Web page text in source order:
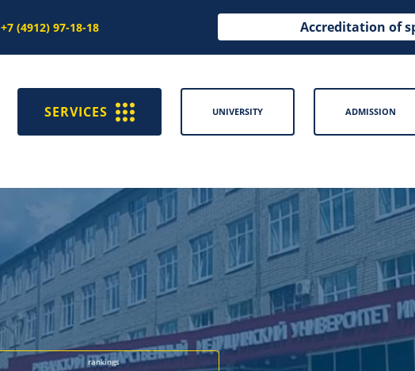
+7 (4912) 97-18-18 Accreditation of
SERVICES UNIVERSITY ADMISSION
rankings